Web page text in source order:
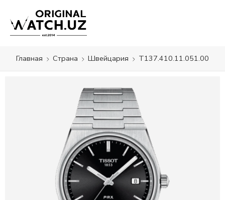
Главная Страна Швейцария T137.410.11.051.00